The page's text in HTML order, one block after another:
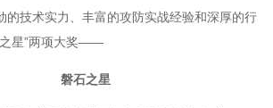
的技术实力、丰富的攻防实战经验和深厚的行
之星”两项大奖——
磐石之星